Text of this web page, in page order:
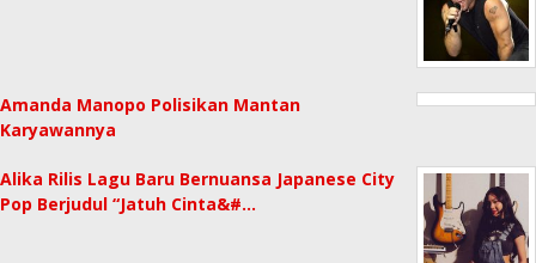
Amanda Manopo Polisikan Mantan
Karyawannya
Alika Rilis Lagu Baru Bernuansa Japanese City
Pop Berjudul “Jatuh Cinta&#…